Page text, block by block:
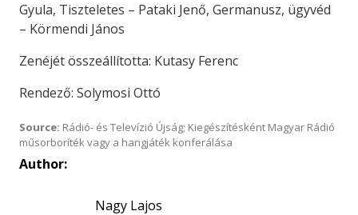
Gyula, Tiszteletes – Pataki Jenő, Germanusz, ügyvéd
– Körmendi János
Zenéjét összeállította: Kutasy Ferenc
Rendező: Solymosi Ottó
Source: Rádió- és Televízió Újság; Kiegészítésként Magyar Rádió
műsorboríték vagy a hangjáték konferálása
Author:
Nagy Lajos